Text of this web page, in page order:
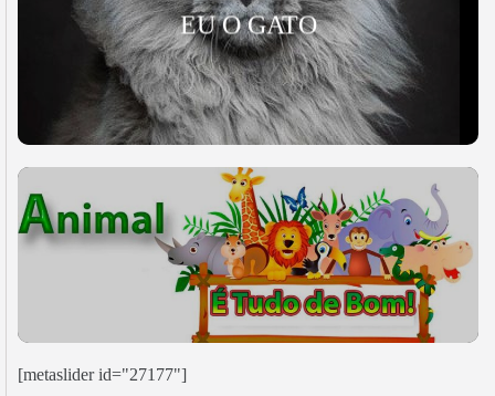
EU O GATO
[metaslider id="27177"]